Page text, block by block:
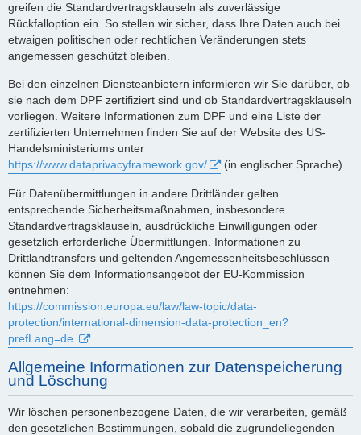
greifen die Standardvertragsklauseln als zuverlässige
Rückfalloption ein. So stellen wir sicher, dass Ihre Daten auch bei
etwaigen politischen oder rechtlichen Veränderungen stets
angemessen geschützt bleiben.
Bei den einzelnen Diensteanbietern informieren wir Sie darüber, ob
sie nach dem DPF zertifiziert sind und ob Standardvertragsklauseln
vorliegen. Weitere Informationen zum DPF und eine Liste der
zertifizierten Unternehmen finden Sie auf der Website des US-
Handelsministeriums unter
https://www.dataprivacyframework.gov/
(in englischer Sprache).
Für Datenübermittlungen in andere Drittländer gelten
entsprechende Sicherheitsmaßnahmen, insbesondere
Standardvertragsklauseln, ausdrückliche Einwilligungen oder
gesetzlich erforderliche Übermittlungen. Informationen zu
Drittlandtransfers und geltenden Angemessenheitsbeschlüssen
können Sie dem Informationsangebot der EU-Kommission
entnehmen:
https://commission.europa.eu/law/law-topic/data-
protection/international-dimension-data-protection_en?
prefLang=de.
Allgemeine Informationen zur Datenspeicherung
und Löschung
Wir löschen personenbezogene Daten, die wir verarbeiten, gemäß
den gesetzlichen Bestimmungen, sobald die zugrundeliegenden